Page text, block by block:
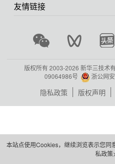
友情链接
版权所有 2003-2026 新华三技术
09064986号
浙公网
隐私政策 版权声明
本站点使用Cookies，继续浏览表示您同
私政策